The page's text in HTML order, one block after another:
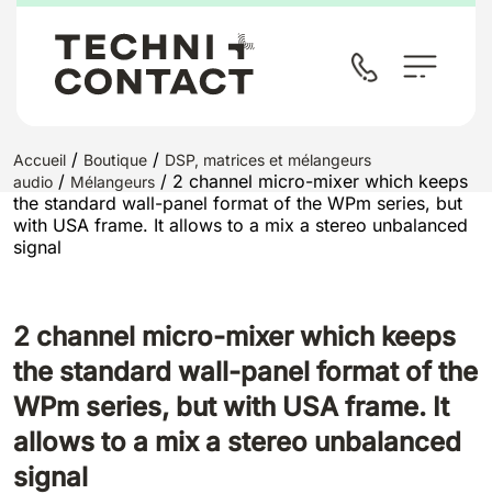
Accueil / Boutique / DSP, matrices et mélangeurs
audio / Mélangeurs / 2 channel micro-mixer which keeps
the standard wall-panel format of the WPm series, but
with USA frame. It allows to a mix a stereo unbalanced
signal
2 channel micro-mixer which keeps
the standard wall-panel format of the
WPm series, but with USA frame. It
allows to a mix a stereo unbalanced
signal